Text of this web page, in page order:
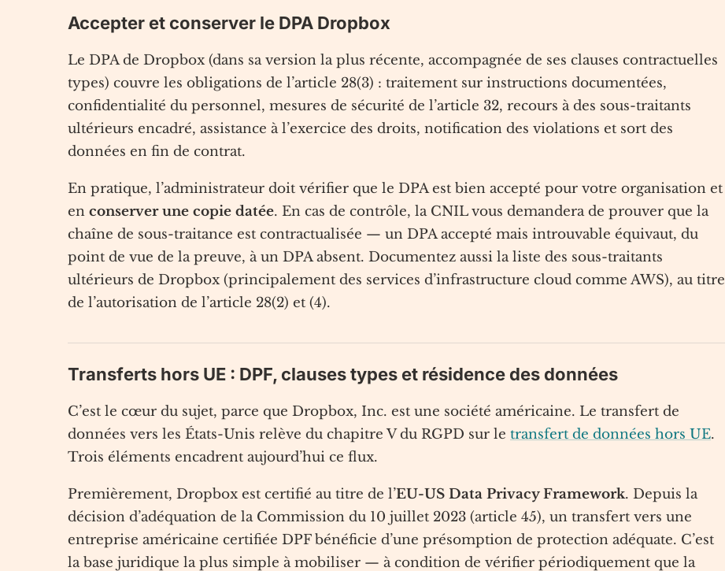
Accepter et conserver le DPA Dropbox
Le DPA de Dropbox (dans sa version la plus récente, accompagnée de ses clauses contractuelles
types) couvre les obligations de l’article 28(3) : traitement sur instructions documentées,
confidentialité du personnel, mesures de sécurité de l’article 32, recours à des sous-traitants
ultérieurs encadré, assistance à l’exercice des droits, notification des violations et sort des
données en fin de contrat.
En pratique, l’administrateur doit vérifier que le DPA est bien accepté pour votre organisation et
en conserver une copie datée. En cas de contrôle, la CNIL vous demandera de prouver que la
chaîne de sous-traitance est contractualisée — un DPA accepté mais introuvable équivaut, du
point de vue de la preuve, à un DPA absent. Documentez aussi la liste des sous-traitants
ultérieurs de Dropbox (principalement des services d’infrastructure cloud comme AWS), au titre
de l’autorisation de l’article 28(2) et (4).
Transferts hors UE : DPF, clauses types et résidence des données
C’est le cœur du sujet, parce que Dropbox, Inc. est une société américaine. Le transfert de
données vers les États-Unis relève du chapitre V du RGPD sur le transfert de données hors UE.
Trois éléments encadrent aujourd’hui ce flux.
Premièrement, Dropbox est certifié au titre de l’EU-US Data Privacy Framework. Depuis la
décision d’adéquation de la Commission du 10 juillet 2023 (article 45), un transfert vers une
entreprise américaine certifiée DPF bénéficie d’une présomption de protection adéquate. C’est
la base juridique la plus simple à mobiliser — à condition de vérifier périodiquement que la